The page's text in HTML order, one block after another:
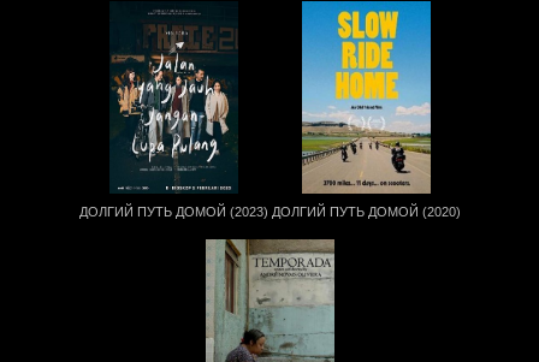
ДОЛГИЙ ПУТЬ ДОМОЙ (2023) ДОЛГИЙ ПУТЬ ДОМОЙ (2020)